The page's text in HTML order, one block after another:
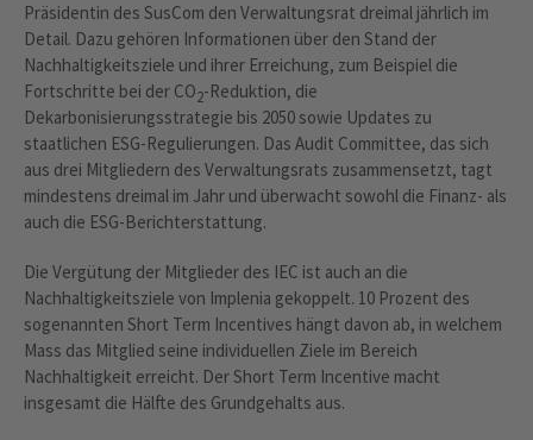
Präsidentin des SusCom den Verwaltungsrat dreimal jährlich im
Detail. Dazu gehören Informationen über den Stand der
Nachhaltigkeitsziele und ihrer Erreichung, zum Beispiel die
Fortschritte bei der CO2-Reduktion, die
Dekarbonisierungsstrategie bis 2050 sowie Updates zu
staatlichen ESG-Regulierungen. Das Audit Committee, das sich
aus drei Mitgliedern des Verwaltungsrats zusammensetzt, tagt
mindestens dreimal im Jahr und überwacht sowohl die Finanz- als
auch die ESG-Berichterstattung.
Die Vergütung der Mitglieder des IEC ist auch an die
Nachhaltigkeitsziele von Implenia gekoppelt. 10 Prozent des
sogenannten Short Term Incentives hängt davon ab, in welchem
Mass das Mitglied seine individuellen Ziele im Bereich
Nachhaltigkeit erreicht. Der Short Term Incentive macht
insgesamt die Hälfte des Grundgehalts aus.